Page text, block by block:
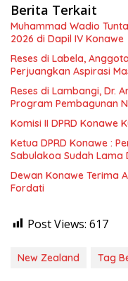
Berita Terkait
Muhammad Wadio
2026 di Dapil IV Konawe
Reses di Labela,
Perjuangkan Aspirasi
Reses di Lambangi, Dr.
Program Pembagunan
Komisi II DPRD Konawe
Ketua DPRD Konawe :
Sabulakoa Sudah
Dewan Konawe Terima
Fordati
Post Views: 617
New Zealand Tag